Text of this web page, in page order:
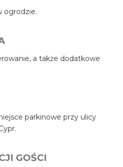
ogrodzie.
a także dodatkowe
parkinowe przy ulicy
GOŚCI